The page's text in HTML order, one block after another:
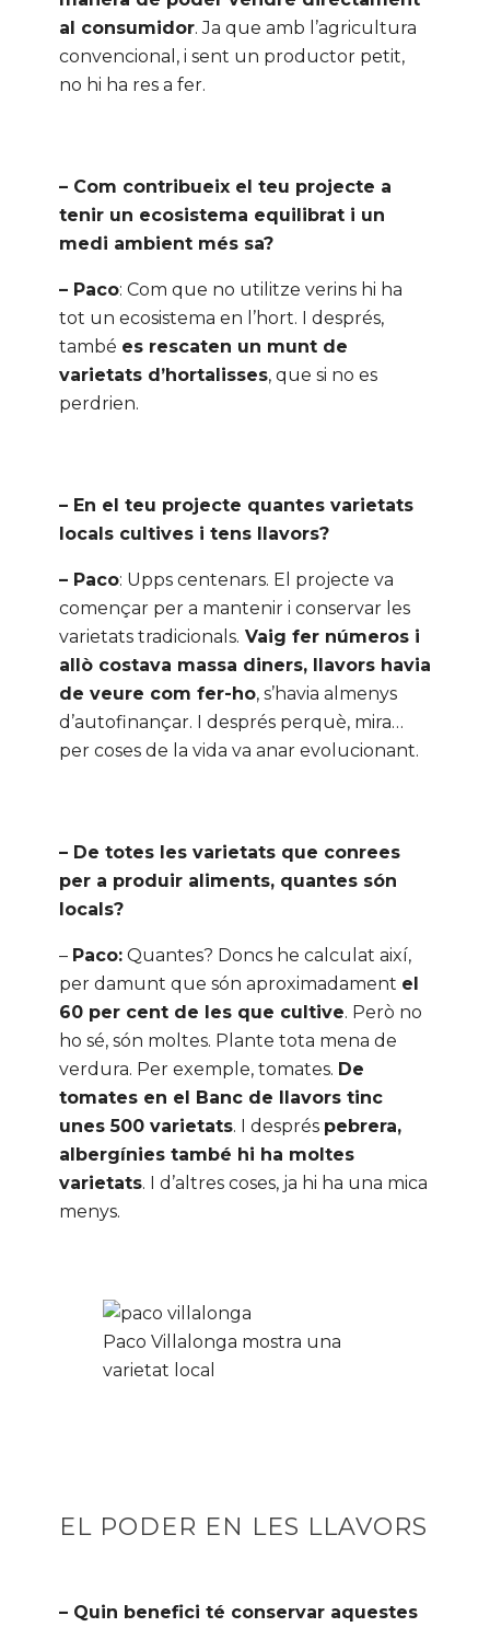
al consumidor. Ja que amb l’agricultura
convencional, i sent un productor petit,
no hi ha res a fer.
– Com contribueix el teu projecte a
tenir un ecosistema equilibrat i un
medi ambient més sa?
– Paco: Com que no utilitze verins hi ha
tot un ecosistema en l’hort. I després,
també es rescaten un munt de
varietats d’hortalisses, que si no es
perdrien.
– En el teu projecte quantes varietats
locals cultives i tens llavors?
– Paco: Upps centenars. El projecte va
començar per a mantenir i conservar les
varietats tradicionals. Vaig fer números i
allò costava massa diners, llavors havia
de veure com fer-ho, s’havia almenys
d’autofinançar. I després perquè, mira…
per coses de la vida va anar evolucionant.
– De totes les varietats que conrees
per a produir aliments, quantes són
locals?
– Paco: Quantes? Doncs he calculat així,
per damunt que són aproximadament el
60 per cent de les que cultive. Però no
ho sé, són moltes. Plante tota mena de
verdura. Per exemple, tomates. De
tomates en el Banc de llavors tinc
unes 500 varietats. I després pebrera,
albergínies també hi ha moltes
varietats. I d’altres coses, ja hi ha una mica
menys.
Paco Villalonga mostra una
varietat local
EL PODER EN LES LLAVORS
– Quin benefici té conservar aquestes